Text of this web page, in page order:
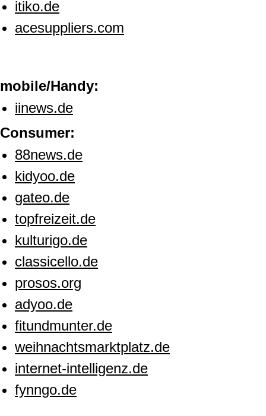
itiko.de
acesuppliers.com
mobile/Handy:
iinews.de
Consumer:
88news.de
kidyoo.de
gateo.de
topfreizeit.de
kulturigo.de
classicello.de
prosos.org
adyoo.de
fitundmunter.de
weihnachtsmarktplatz.de
internet-intelligenz.de
fynngo.de